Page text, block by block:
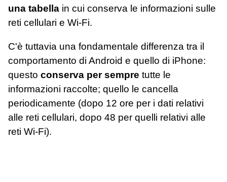
una tabella in cui conserva le informazioni sulle
reti cellulari e Wi-Fi.
C'è tuttavia una fondamentale differenza tra il
comportamento di Android e quello di iPhone:
questo conserva per sempre tutte le
informazioni raccolte; quello le cancella
periodicamente (dopo 12 ore per i dati relativi
alle reti cellulari, dopo 48 per quelli relativi alle
reti Wi-Fi).